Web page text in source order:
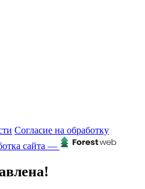
Согласие на обработку
сайта —